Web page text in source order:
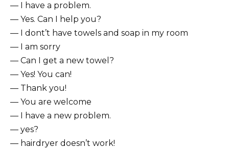
— I have a problem.
— Yes. Can I help you?
— I dont’t have towels and soap in my room
— I am sorry
— Can I get a new towel?
— Yes! You can!
— Thank you!
— You are welcome
— I have a new problem.
— yes?
— hairdryer doesn’t work!